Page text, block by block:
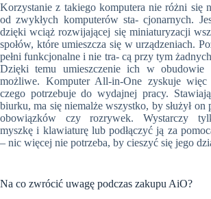
Korzystanie z takiego komputera nie różni się
od zwykłych komputerów sta- cjonarnych.
dzięki wciąż rozwijającej się miniaturyzacji
społów, które umieszcza się w urządzeniach.
pełni funkcjonalne i nie tra- cą przy tym
Dzięki temu umieszczenie ich w obudowie
możliwe. Komputer All-in-One zyskuje więc
czego potrzebuje do wydajnej pracy.
biurku, ma się niemalże wszystko, by służył on
obowiązków czy rozrywek. Wystarczy
myszkę i klawiaturę lub podłączyć ją za
– nic więcej nie potrzeba, by cieszyć się jego
Na co zwrócić uwagę podczas zakupu AiO?